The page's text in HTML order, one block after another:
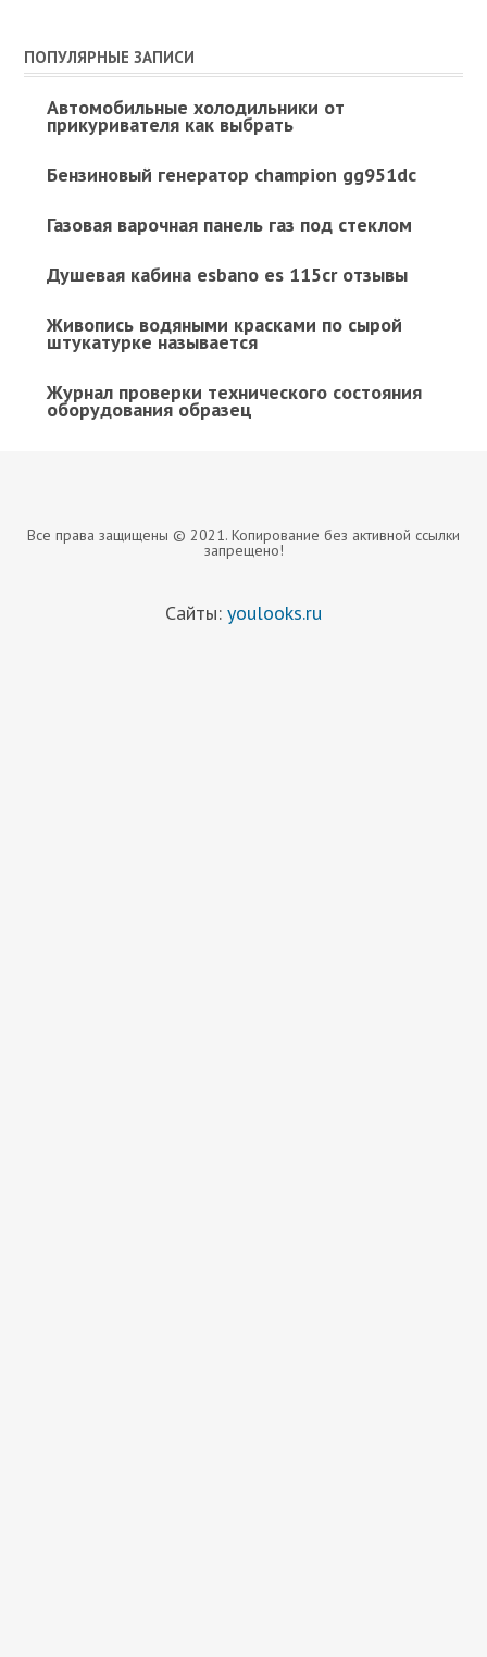
ПОПУЛЯРНЫЕ ЗАПИСИ
Автомобильные холодильники от
прикуривателя как выбрать
Бензиновый генератор champion gg951dc
Газовая варочная панель газ под стеклом
Душевая кабина esbano es 115cr отзывы
Живопись водяными красками по сырой
штукатурке называется
Журнал проверки технического состояния
оборудования образец
Все права защищены © 2021. Копирование без активной ссылки
запрещено!
Сайты: youlooks.ru